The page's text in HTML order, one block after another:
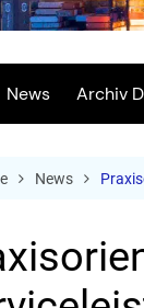
News Archiv
News